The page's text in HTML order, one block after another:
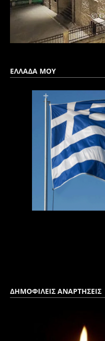
ΕΛΛΑΔΑ ΜΟΥ
ΔΗΜΟΦΙΛΕΙΣ ΑΝΑΡΤΗΣΕΙΣ